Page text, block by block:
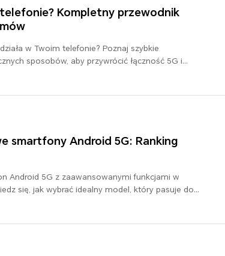
telefonie? Kompletny przewodnik
w Twoim telefonie? Poznaj szybkie
sposobów, aby przywrócić łączność 5G i
smartfony Android 5G: Ranking
Android 5G z zaawansowanymi funkcjami w
się, jak wybrać idealny model, który pasuje do